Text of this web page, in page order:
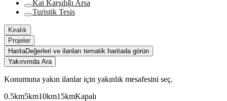
Kat Karşılığı Arsa
Turistik Tesis
Kiralık
Projeler
HaritaDeğerleri ve ilanları tematik haritada görün
Yakınımda Ara
Konumuna yakın ilanlar için yakınlık mesafesini seç.
0.5km5km10km15kmKapalı